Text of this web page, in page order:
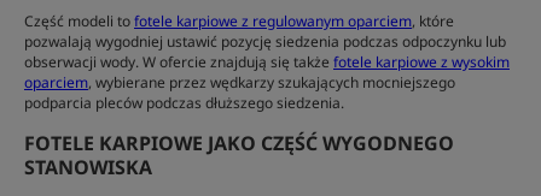
Część modeli tofotele karpiowe z regulowanym oparciem, które
pozwalają wygodniej ustawić pozycję siedzenia podczas odpoczynku lub
obserwacji wody. W ofercie znajdują się także fotele karpiowe z wysokim
oparciem, wybierane przez wędkarzy szukających mocniejszego
podparcia pleców podczas dłuższego siedzenia.
FOTELE KARPIOWE JAKO CZĘŚĆ WYGODNEGO
STANOWISKA